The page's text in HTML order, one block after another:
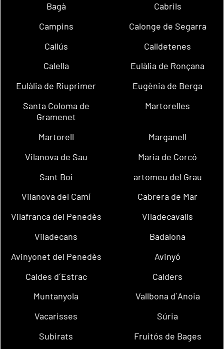
Bagà
Cabrils
Campins
Calonge de Segarra
Callús
Calldetenes
Calella
Eulàlia de Ronçana
Eulàlia de Riuprimer
Eugènia de Berga
Santa Coloma de
Gramenet
Martorelles
Martorell
Marganell
Vilanova de Sau
Maria de Corcó
Sant Boi
artomeu del Grau
Vilanova del Camí
Cabrera de Mar
Vilafranca del Penedès
Viladecavalls
Viladecans
Badalona
Avinyonet del Penedès
Avinyó
Caldes d´Estrac
Calders
Muntanyola
Vallbona d´Anoia
Vacarisses
Súria
Subirats
Fruitós de Bages